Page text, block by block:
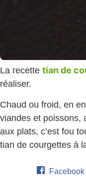
La recette tian de
réaliser.
Chaud ou froid, en
viandes et poissons,
aux plats, c’est fou
tian de courgettes à
Facebook